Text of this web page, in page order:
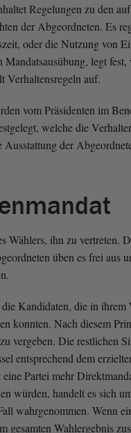
Regelungen zu den
der Abgeordneten. Es
oder die Nutzung von
Mandatsausübung, legt
Verhaltensregeln auf.
vom Präsidenten im
welche die
Ausstattung der
Wählers, ihn zu vertreten.
üben es frei aus
Kandidaten, die in ihrem
konnten. Nach diesem
vergeben. Die restlichen
entsprechend dem
Partei mehr
würden, handelt es sich
wahrgenommen. Wenn
gesamten Wahlergebnis